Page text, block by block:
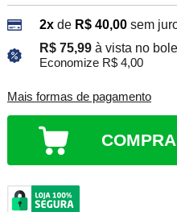
2xde R$ 40,00 sem
R$ 75,99 à vista no
Economize R$ 4,00
Mais formas de pagamento